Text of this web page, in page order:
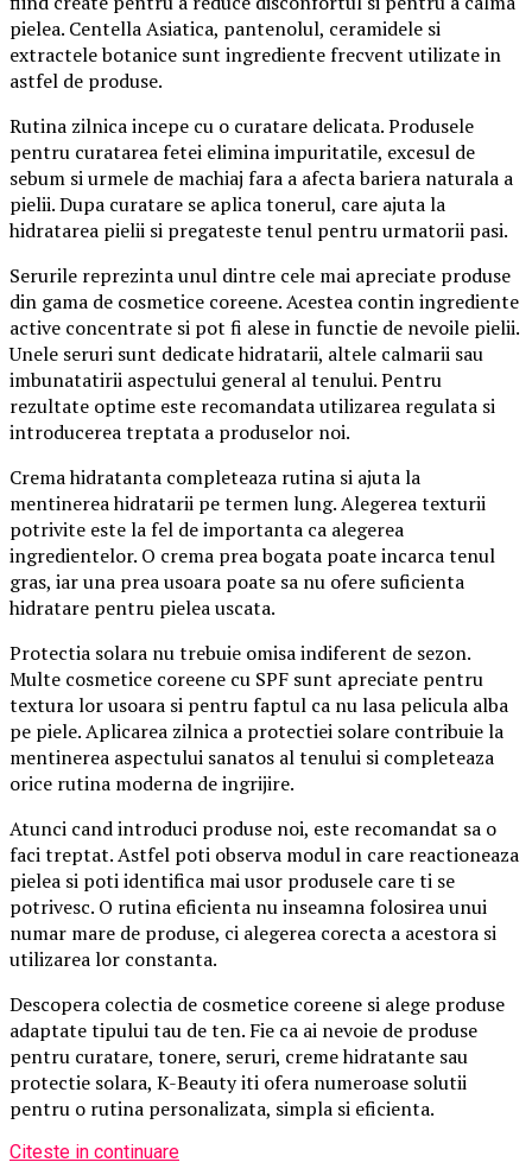
pielea. Centella Asiatica, pantenolul, ceramidele si
extractele botanice sunt ingrediente frecvent utilizate in
astfel de produse.
Rutina zilnica incepe cu o curatare delicata. Produsele
pentru curatarea fetei elimina impuritatile, excesul de
sebum si urmele de machiaj fara a afecta bariera naturala a
pielii. Dupa curatare se aplica tonerul, care ajuta la
hidratarea pielii si pregateste tenul pentru urmatorii pasi.
Serurile reprezinta unul dintre cele mai apreciate produse
din gama de cosmetice coreene. Acestea contin ingrediente
active concentrate si pot fi alese in functie de nevoile pielii.
Unele seruri sunt dedicate hidratarii, altele calmarii sau
imbunatatirii aspectului general al tenului. Pentru
rezultate optime este recomandata utilizarea regulata si
introducerea treptata a produselor noi.
Crema hidratanta completeaza rutina si ajuta la
mentinerea hidratarii pe termen lung. Alegerea texturii
potrivite este la fel de importanta ca alegerea
ingredientelor. O crema prea bogata poate incarca tenul
gras, iar una prea usoara poate sa nu ofere suficienta
hidratare pentru pielea uscata.
Protectia solara nu trebuie omisa indiferent de sezon.
Multe cosmetice coreene cu SPF sunt apreciate pentru
textura lor usoara si pentru faptul ca nu lasa pelicula alba
pe piele. Aplicarea zilnica a protectiei solare contribuie la
mentinerea aspectului sanatos al tenului si completeaza
orice rutina moderna de ingrijire.
Atunci cand introduci produse noi, este recomandat sa o
faci treptat. Astfel poti observa modul in care reactioneaza
pielea si poti identifica mai usor produsele care ti se
potrivesc. O rutina eficienta nu inseamna folosirea unui
numar mare de produse, ci alegerea corecta a acestora si
utilizarea lor constanta.
Descopera colectia de cosmetice coreene si alege produse
adaptate tipului tau de ten. Fie ca ai nevoie de produse
pentru curatare, tonere, seruri, creme hidratante sau
protectie solara, K-Beauty iti ofera numeroase solutii
pentru o rutina personalizata, simpla si eficienta.
Citeste in continuare